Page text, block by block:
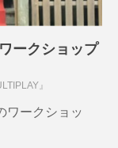
ークショップ
』
ワークショッ